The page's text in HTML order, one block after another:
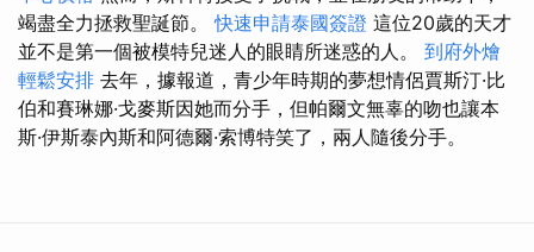
竭盡全力拯救聖誕節。快速申請泰國簽證 這位20歲的天才
並不是第一個被模特兒迷人的眼睛所迷惑的人。 到府外燴
輕鬆安排 去年，據報道，青少年時期的夢想情侶賈斯汀·比
伯和賽琳娜·戈麥斯因她而分手，但帕爾文無辜的吻也讓本
斯·伊斯泰內斯和阿德爾·索博特笑了，兩人隨後分手。